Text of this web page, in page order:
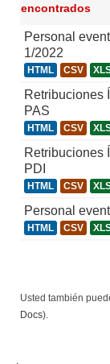
encontrados
Personal
1/2022
HTML CSV
Retribuciones
PAS
HTML CSV
Retribuciones
PDI
HTML CSV
Personal
HTML CSV
Usted también
Docs).